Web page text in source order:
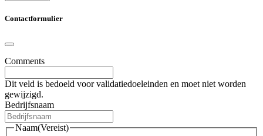
Contactformulier
Comments
Dit veld is bedoeld voor validatiedoeleinden en moet niet worden
gewijzigd.
Bedrijfsnaam
Naam(Vereist)